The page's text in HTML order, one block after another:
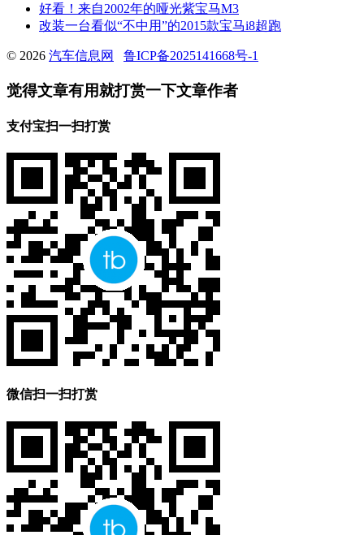
好看！来自2002年的哑光紫宝马M3
改装一台看似“不中用”的2015款宝马i8超跑
© 2026 汽车信息网 鲁ICP备2025141668号-1
觉得文章有用就打赏一下文章作者
支付宝扫一扫打赏
微信扫一扫打赏